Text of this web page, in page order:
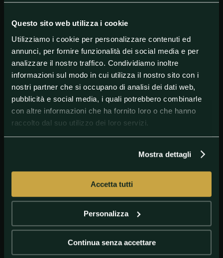
Questo sito web utilizza i cookie
Utilizziamo i cookie per personalizzare contenuti ed
annunci, per fornire funzionalità dei social media e per
analizzare il nostro traffico. Condividiamo inoltre
informazioni sul modo in cui utilizza il nostro sito con i
nostri partner che si occupano di analisi dei dati web,
pubblicità e social media, i quali potrebbero combinarle
con altre informazioni che ha fornito loro o che hanno
raccolto dal suo utilizzo dei loro servizi.
Mostra dettagli
Accetta tutti
Personalizza
Continua senza accettare
I granata reputano la cifra alta, ma il giocatore piace
#Cagliari #Calciomercato #SerieA
Joao Pedro